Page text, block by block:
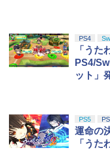
PS4
「うた
PS4/
ット」
PS5
運命の
「うた